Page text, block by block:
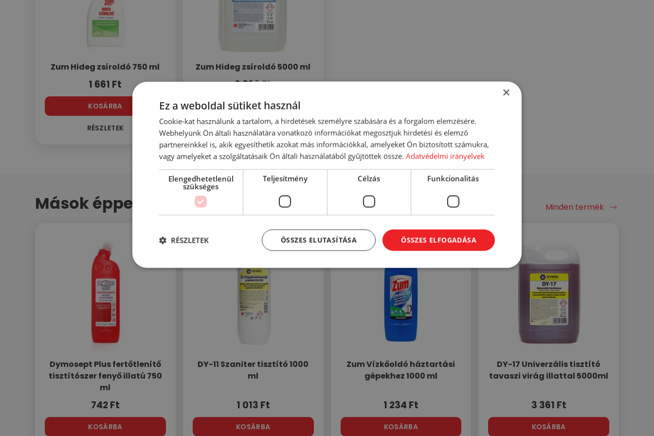
Zum Hideg zsíroldó 750 ml
1 661 Ft
KOSÁRBA
RÉSZLETEK
Zum Hideg zsíroldó 5000 ml
6 899Ft
KOSÁRBA
RÉSZLETEK
Mások éppen ezt nézik... Minden termék
Dymosept Plus fertőtlenítő
tisztítószer fenyő illatú 750
ml
742Ft
KOSÁRBA
DY-11 Szaniter tisztító 1000
ml
1 013 Ft
KOSÁRBA
Zum Vízkőoldó háztartási
gépekhez 1000 ml
1 234 Ft
KOSÁRBA
DY-17 Univerzális tisztító
tavaszi virág illattal 5000ml
3 361 Ft
KOSÁRBA
×
Ez a weboldal sütiket használ
Cookie-kat használunk a tartalom, a hirdetések személyre szabására és a forgalom elemzésére.
Webhelyünk Ön általi használatára vonatkozó információkat megosztjuk hirdetési és elemző
partnereinkkel is, akik egyesíthetik azokat más információkkal, amelyeket Ön biztosított számukra,
vagy amelyeket a szolgáltatásaik Ön általi használatából gyűjtöttek össze. Adatvédelmi irányelvek
Elengedhetetlenül
szükséges
Teljesítmény Célzás Funkcionalitás
ÖSSZES ELFOGADÁSA
ÖSSZES ELUTASÍTÁSA
RÉSZLETEK